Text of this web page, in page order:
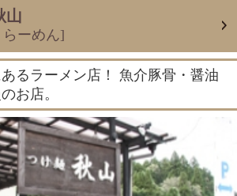
山
ーめん]
るラーメン店！ 魚介豚骨・醤油
お店。